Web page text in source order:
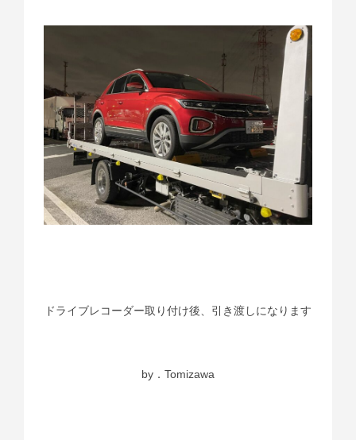
ドライブレコーダー取り付け後、引き渡しになります
by．Tomizawa